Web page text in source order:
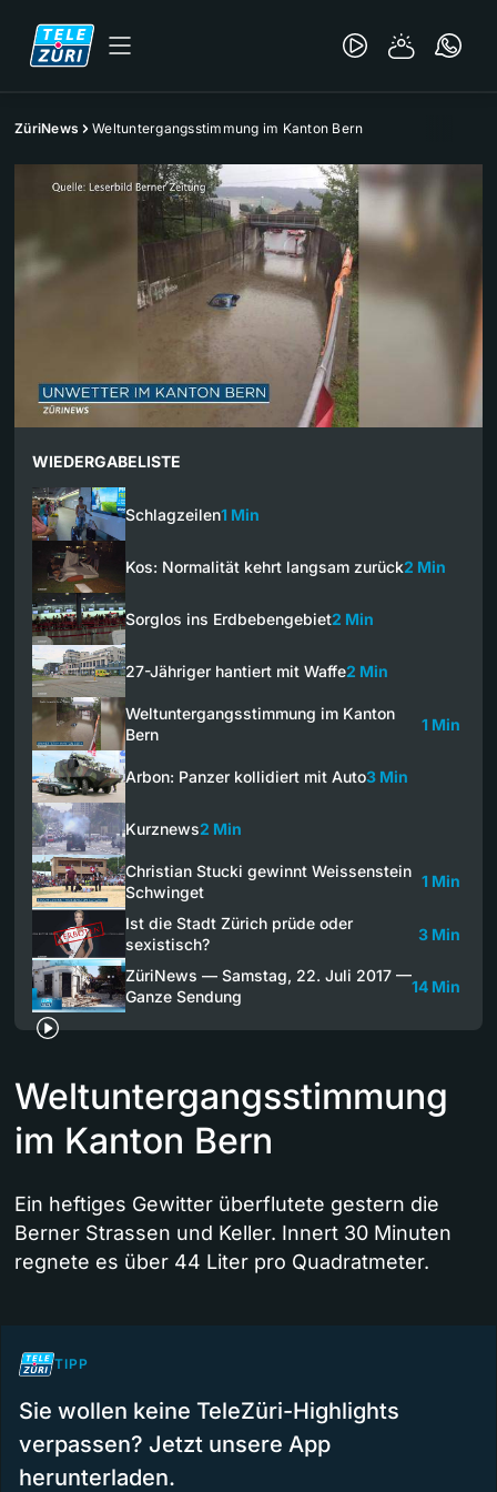
ZüriNews Weltuntergangsstimmung im Kanton Bern
WIEDERGABELISTE
Schlagzeilen1 Min
Kos: Normalität kehrt langsam zurück2 Min
Sorglos ins Erdbebengebiet2 Min
27-Jähriger hantiert mit Waffe2 Min
Weltuntergangsstimmung im Kanton
Bern
1 Min
Arbon: Panzer kollidiert mit Auto3 Min
Kurznews2 Min
Christian Stucki gewinnt Weissenstein
Schwinget
1 Min
Ist die Stadt Zürich prüde oder
sexistisch?
3 Min
ZüriNews — Samstag, 22. Juli 2017 —
Ganze Sendung
14 Min
Weltuntergangsstimmung
im Kanton Bern
Ein heftiges Gewitter überflutete gestern die
Berner Strassen und Keller. Innert 30 Minuten
regnete es über 44 Liter pro Quadratmeter.
TIPP
Sie wollen keine TeleZüri-Highlights
verpassen? Jetzt unsere App
herunterladen.